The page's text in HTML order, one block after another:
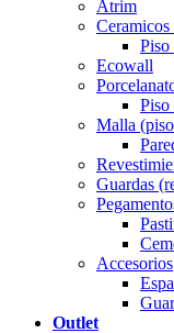
Atrim
Piso
Ecowall
Piso
Malla
Guardas
Accesorios
Outlet